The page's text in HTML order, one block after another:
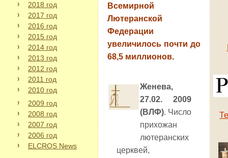
2018 год
2017 год
2016 год
2015 год
2014 год
2013 год
2012 год
2011 год
2010 год
2009 год
2008 год
2007 год
2006 год
ELCROS News
Всемирной
Лютеранской
Федерации
увеличилось почти до
68,5 миллионов.
Женева,
27.02. 2009
(ВЛФ). Число
прихожан
лютеранских
церквей,